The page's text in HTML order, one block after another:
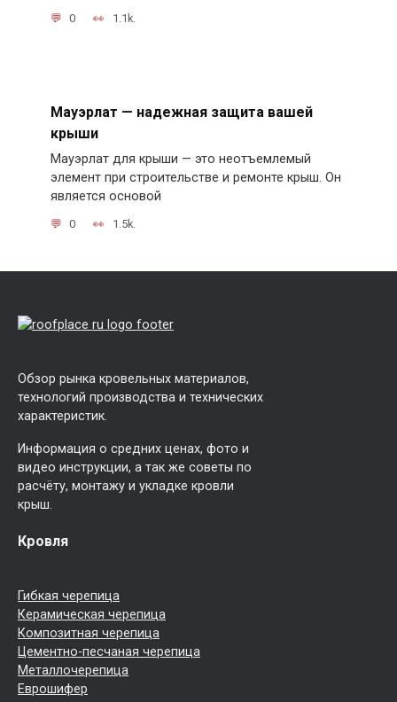
0 1.1k.
Мауэрлат — надежная защита вашей
крыши
Мауэрлат для крыши — это неотъемлемый
элемент при строительстве и ремонте крыш. Он
является основой
0 1.5k.
Обзор рынка кровельных материалов,
технологий производства и технических
характеристик.
Информация о средних ценах, фото и
видео инструкции, а так же советы по
расчёту, монтажу и укладке кровли
крыш.
Кровля
Гибкая черепица
Керамическая черепица
Композитная черепица
Цементно-песчаная черепица
Металлочерепица
Еврошифер